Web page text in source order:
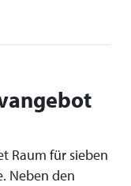
Raum für sieben
Neben den